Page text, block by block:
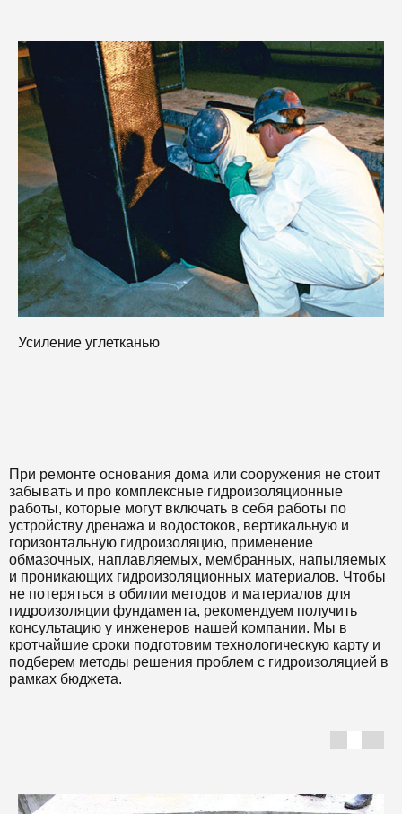
Усиление углетканью
При ремонте основания дома или сооружения не стоит
забывать и про комплексные гидроизоляционные
работы, которые могут включать в себя работы по
устройству дренажа и водостоков, вертикальную и
горизонтальную гидроизоляцию, применение
обмазочных, наплавляемых, мембранных, напыляемых
и проникающих гидроизоляционных материалов. Чтобы
не потеряться в обилии методов и материалов для
гидроизоляции фундамента, рекомендуем получить
консультацию у инженеров нашей компании. Мы в
кротчайшие сроки подготовим технологическую карту и
подберем методы решения проблем с гидроизоляцией в
рамках бюджета.